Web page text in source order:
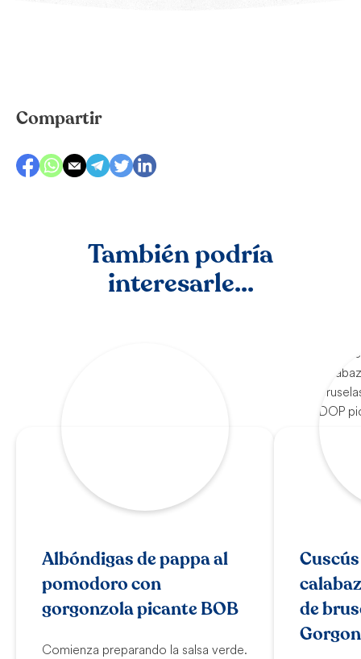
Compartir
También podría
interesarle...
Albóndigas de pappa al
pomodoro con
gorgonzola picante BOB
Comienza preparando la salsa verde.
de